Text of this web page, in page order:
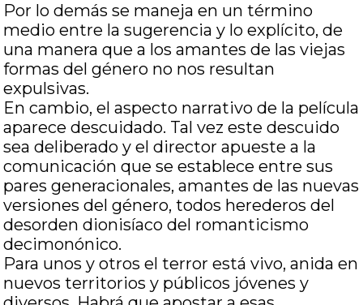
Por lo demás se maneja en un término
medio entre la sugerencia y lo explícito, de
una manera que a los amantes de las viejas
formas del género no nos resultan
expulsivas.
En cambio, el aspecto narrativo de la película
aparece descuidado. Tal vez este descuido
sea deliberado y el director apueste a la
comunicación que se establece entre sus
pares generacionales, amantes de las nuevas
versiones del género, todos herederos del
desorden dionisíaco del romanticismo
decimonónico.
Para unos y otros el terror está vivo, anida en
nuevos territorios y públicos jóvenes y